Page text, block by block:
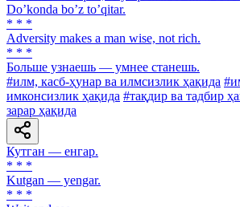
Doʼkonda boʼz toʼqitar.
* * *
Adversity makes a man wise, not rich.
* * *
Больше узнаешь — умнее станешь.
#илм, касб-ҳунар ва илмсизлик ҳақида
имконсизлик ҳақида #тақдир ва тадбир
зарар ҳақида
Кутган — енгар.
* * *
Kutgan — yengar.
* * *